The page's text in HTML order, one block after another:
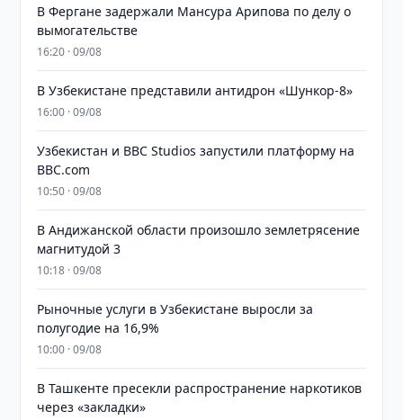
В Фергане задержали Мансура Арипова по делу о
вымогательстве
16:20 · 09/08
В Узбекистане представили антидрон «Шункор-8»
16:00 · 09/08
Узбекистан и BBC Studios запустили платформу на
BBC.com
10:50 · 09/08
В Андижанской области произошло землетрясение
магнитудой 3
10:18 · 09/08
Рыночные услуги в Узбекистане выросли за
полугодие на 16,9%
10:00 · 09/08
В Ташкенте пресекли распространение наркотиков
через «закладки»